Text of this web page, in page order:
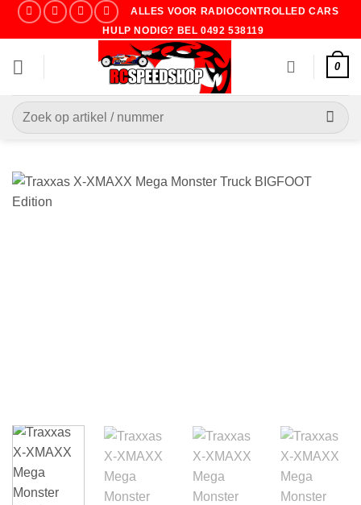
ALLES VOOR RADIOCONTROLLED CARS
HULP NODIG? BEL 0492 538119
0
Zoeken
naar: